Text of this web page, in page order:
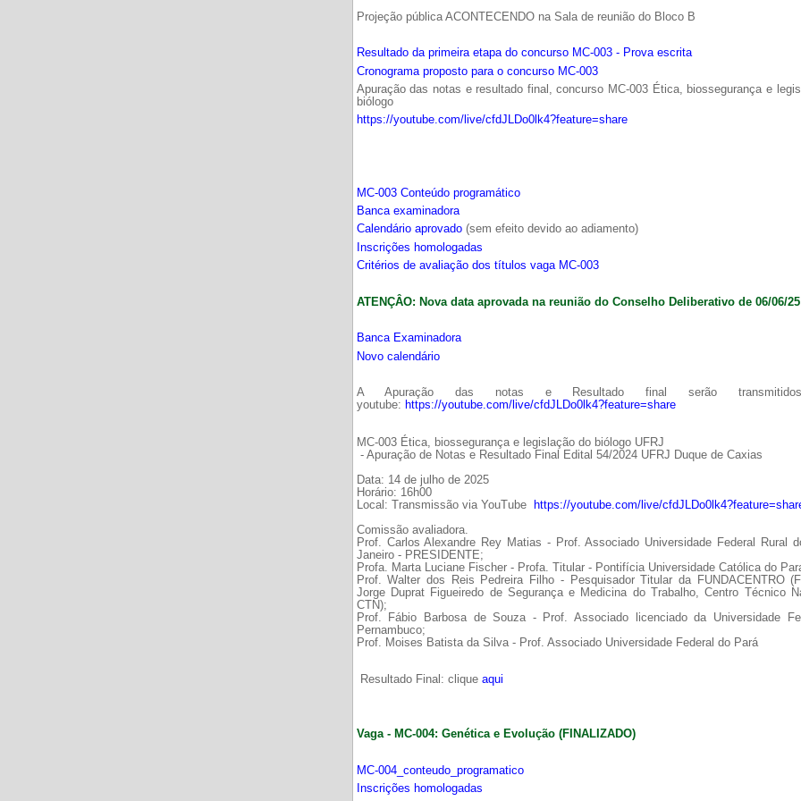
Projeção pública ACONTECENDO na Sala de reunião do Bloco B
Resultado da primeira etapa do concurso MC-003 - Prova escrita
Cronograma proposto para o concurso MC-003
Apuração das notas e resultado final, concurso MC-003 Ética, biossegurança e
biólogo
https://youtube.com/live/cfdJLDo0lk4?feature=share
MC-003 Conteúdo programático
Banca examinadora
Calendário aprovado(sem efeito devido ao adiamento)
Inscrições homologadas
Critérios de avaliação dos títulos vaga MC-003
ATENÇÂO: Nova data aprovada na reunião do Conselho Deliberativo de 06/06/25
Banca Examinadora
Novo calendário
A Apuração das notas e Resultado final serão
youtube: https://youtube.com/live/cfdJLDo0lk4?feature=share
MC-003 Ética, biossegurança e legislação do biólogo UFRJ
- Apuração de Notas e Resultado Final Edital 54/2024 UFRJ Duque de Caxias
Data: 14 de julho de 2025
Horário: 16h00
Local: Transmissão via YouTube
https://youtube.com/live/
Comissão avaliadora.
Prof. Carlos Alexandre Rey Matias - Prof. Associado Universidade Federal Rural
Janeiro - PRESIDENTE;
Profa. Marta Luciane Fischer - Profa. Titular - Pontifícia Universidade Católica do
Prof. Walter dos Reis Pedreira Filho - Pesquisador Titular da FUNDACENTRO
Jorge Duprat Figueiredo de Segurança e Medicina do Trabalho, Centro Técnico
CTN);
Prof. Fábio Barbosa de Souza - Prof. Associado licenciado da Universidade
Pernambuco;
Prof. Moises Batista da Silva - Prof. Associado Universidade Federal do Pará
Resultado Final: clique aqui
Vaga - MC-004: Genética e Evolução (FINALIZADO)
MC-004_conteudo_programatico
Inscrições homologadas